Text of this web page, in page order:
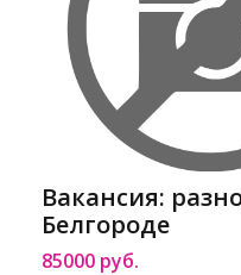
Вакансия:
Белгороде
85000 руб.